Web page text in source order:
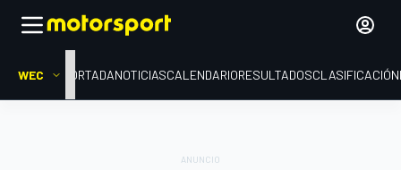
WEC PORTADANOTICIASCALENDARIORESULTADOSCLASIFICACIÓN